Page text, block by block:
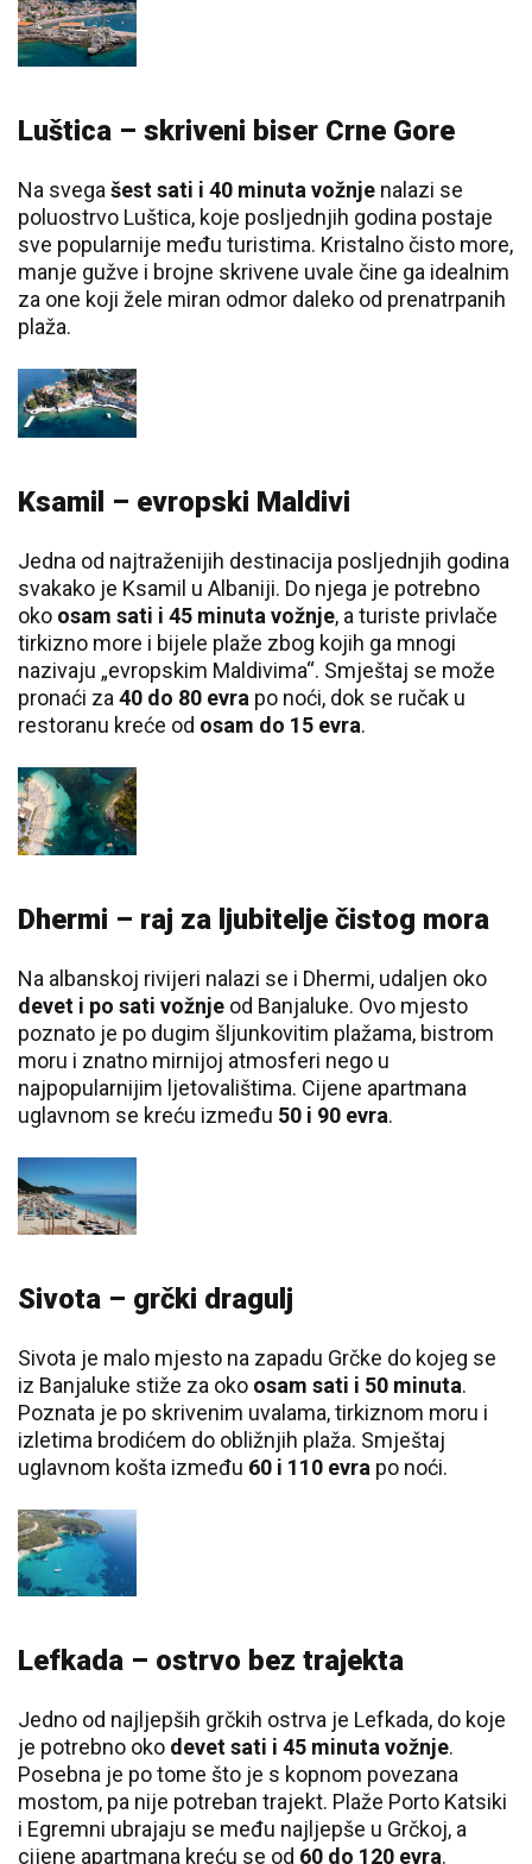
Luštica – skriveni biser Crne Gore
Na svega šest sati i 40 minuta vožnje nalazi se
poluostrvo Luštica, koje posljednjih godina postaje
sve popularnije među turistima. Kristalno čisto more,
manje gužve i brojne skrivene uvale čine ga idealnim
za one koji žele miran odmor daleko od prenatrpanih
plaža.
Ksamil – evropski Maldivi
Jedna od najtraženijih destinacija posljednjih godina
svakako je Ksamil u Albaniji. Do njega je potrebno
oko osam sati i 45 minuta vožnje, a turiste privlače
tirkizno more i bijele plaže zbog kojih ga mnogi
nazivaju „evropskim Maldivima“. Smještaj se može
pronaći za 40 do 80 evra po noći, dok se ručak u
restoranu kreće od osam do 15 evra.
Dhermi – raj za ljubitelje čistog mora
Na albanskoj rivijeri nalazi se i Dhermi, udaljen oko
devet i po sati vožnje od Banjaluke. Ovo mjesto
poznato je po dugim šljunkovitim plažama, bistrom
moru i znatno mirnijoj atmosferi nego u
najpopularnijim ljetovalištima. Cijene apartmana
uglavnom se kreću između 50 i 90 evra.
Sivota – grčki dragulj
Sivota je malo mjesto na zapadu Grčke do kojeg se
iz Banjaluke stiže za oko osam sati i 50 minuta.
Poznata je po skrivenim uvalama, tirkiznom moru i
izletima brodićem do obližnjih plaža. Smještaj
uglavnom košta između 60 i 110 evra po noći.
Lefkada – ostrvo bez trajekta
Jedno od najljepših grčkih ostrva je Lefkada, do koje
je potrebno oko devet sati i 45 minuta vožnje.
Posebna je po tome što je s kopnom povezana
mostom, pa nije potreban trajekt. Plaže Porto Katsiki
i Egremni ubrajaju se među najljepše u Grčkoj, a
cijene apartmana kreću se od 60 do 120 evra.